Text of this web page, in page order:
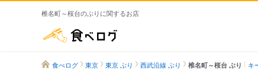
椎名町～桜台のぶりに関するお店
食べログ 東京 東京 ぶり 西武沿線 ぶり 椎名町～桜台 ぶり キ